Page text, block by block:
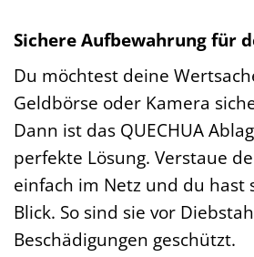
Sichere Aufbewahrung für
Du möchtest deine
Geldbörse oder Kamera
Dann ist das QUECHUA
perfekte Lösung. Verstaue
einfach im Netz und du hast
Blick. So sind sie vor
Beschädigungen geschützt.